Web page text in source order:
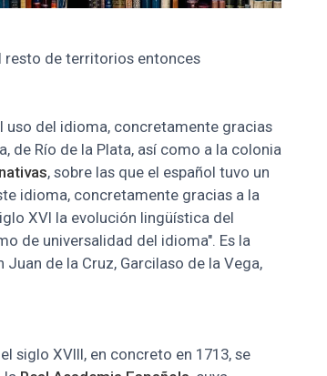
resto de territorios entonces
uso del idioma, concretamente gracias
de Río de la Plata, así como a la colonia
, sobre las que el español tuvo un
idioma, concretamente gracias a la
XVI la evolución lingüística del
de universalidad del idioma". Es la
de la Cruz, Garcilaso de la Vega,
siglo XVIII, en concreto en 1713, se